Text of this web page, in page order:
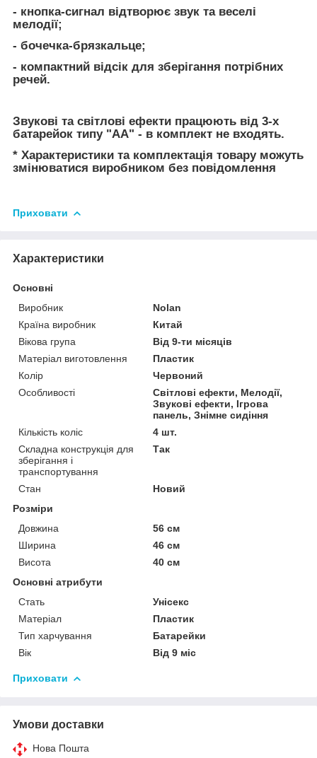
- кнопка-сигнал відтворює звук та веселі
мелодії;
- бочечка-брязкальце;
- компактний відсік для зберігання потрібних
речей.
Звукові та світлові ефекти працюють від 3-х
батарейок типу "АА" - в комплект не входять.
* Характеристики та комплектація товару можуть
змінюватися виробником без повідомлення
Приховати
Характеристики
Основні
Виробник
Nolan
Країна виробник
Китай
Вікова група
Від 9-ти місяців
Матеріал виготовлення
Пластик
Колір
Червоний
Особливості
Світлові ефекти, Мелодії,
Звукові ефекти, Ігрова
панель, Знімне сидіння
Кількість коліс
4 шт.
Складна конструкція для
зберігання і
транспортування
Так
Стан
Новий
Розміри
Довжина
56 см
Ширина
46 см
Висота
40 см
Основні атрибути
Стать
Унісекс
Матеріал
Пластик
Тип харчування
Батарейки
Вік
Від 9 міс
Приховати
Умови доставки
Нова Пошта